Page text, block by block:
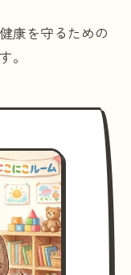
康を守るための
。